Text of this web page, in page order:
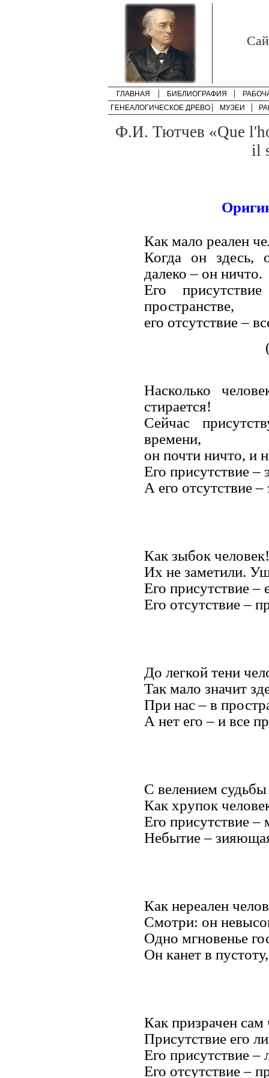
ГЛАВНАЯ БИБЛИОГРАФИЯ
ГЕНЕАЛОГИЧЕСКОЕ ДРЕВО
МУЗЕИ
Ф.И. Тютчев «Que
il
Как мало реален
Когда он здесь,
далеко – он ничто.
Его
пространстве,
его отсутствие –
Насколько
стирается!
Сейчас
времени,
он почти ничто, и
Его присутствие –
А его отсутствие
Как зыбок
Их не заметили.
Его присутствие
Его отсутствие –
До легкой тени
Так мало значит
При нас – в
А нет его – и все
С велением
Как хрупок
Его присутствие –
Небытие –
Как нереален
Смотри: он
Одно мгновенье
Он канет в
Как призрачен
Присутствие его
Его присутствие –
Его отсутствие –